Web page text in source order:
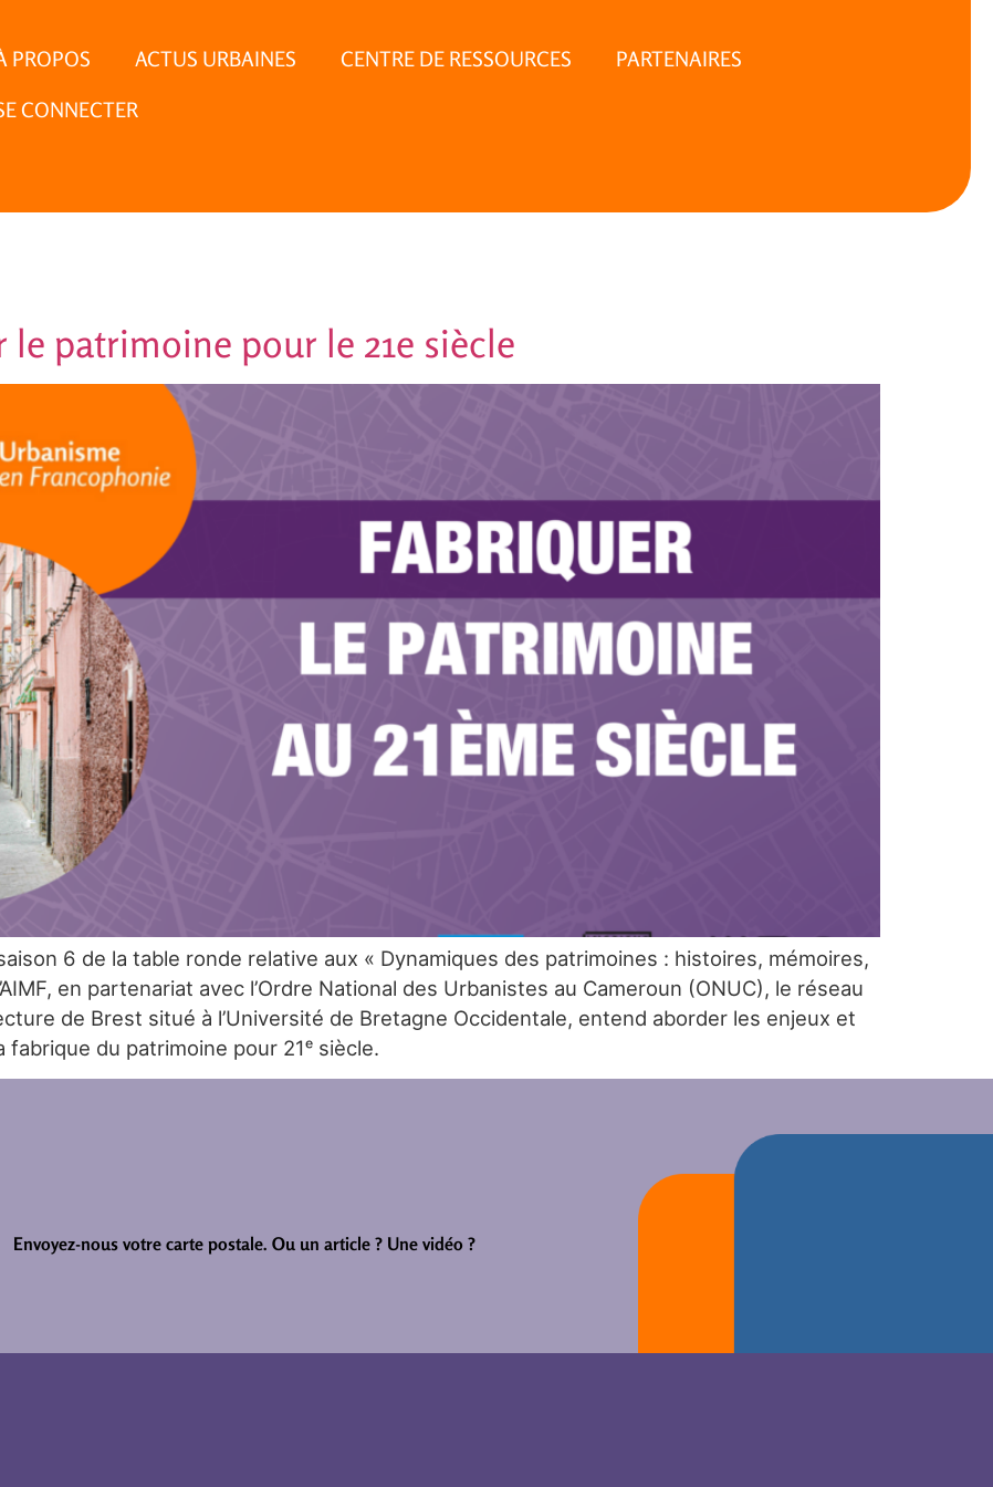
PROPOS ACTUS URBAINES CENTRE DE RESSOURCES PARTENAIRES
CONNECTER
le patrimoine pour le 21e siècle
6 de la table ronde relative aux « Dynamiques des patrimoines : histoires, mémoires,
en partenariat avec l’Ordre National des Urbanistes au Cameroun (ONUC), le réseau
de Brest situé à l’Université de Bretagne Occidentale, entend aborder les enjeux et
du patrimoine pour 21ᵉ siècle.
Envoyez-nous votre carte postale. Ou un article ? Une vidéo ?